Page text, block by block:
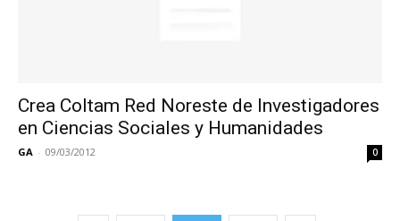
Crea Coltam Red Noreste de Investigadores
en Ciencias Sociales y Humanidades
GA - 09/03/2012 0